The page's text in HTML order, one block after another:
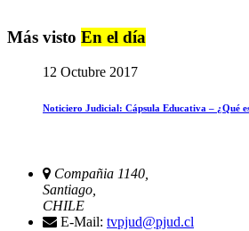
Más visto En el día
12 Octubre 2017
Noticiero Judicial: Cápsula Educativa – ¿Qué
Compañia 1140,
Santiago,
CHILE
E-Mail: tvpjud@pjud.cl